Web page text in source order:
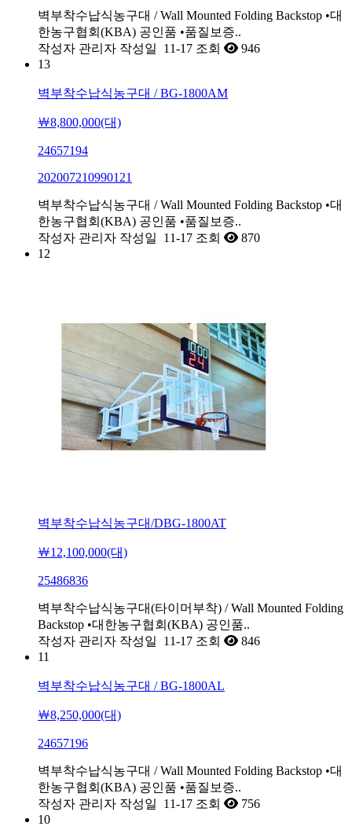
벽부착수납식농구대 / Wall Mounted Folding Backstop •대
한농구협회(KBA) 공인품 •품질보증..
작성자 관리자 작성일 11-17 조회
946
13
벽부착수납식농구대 / BG-1800AM
￦8,800,000(대)
24657194
202007210990121
벽부착수납식농구대 / Wall Mounted Folding Backstop •대
한농구협회(KBA) 공인품 •품질보증..
작성자 관리자 작성일 11-17 조회
870
12
벽부착수납식농구대/DBG-1800AT
￦12,100,000(대)
25486836
벽부착수납식농구대(타이머부착) / Wall Mounted Folding
Backstop •대한농구협회(KBA) 공인품..
작성자 관리자 작성일 11-17 조회
846
11
벽부착수납식농구대 / BG-1800AL
￦8,250,000(대)
24657196
벽부착수납식농구대 / Wall Mounted Folding Backstop •대
한농구협회(KBA) 공인품 •품질보증..
작성자 관리자 작성일 11-17 조회
756
10